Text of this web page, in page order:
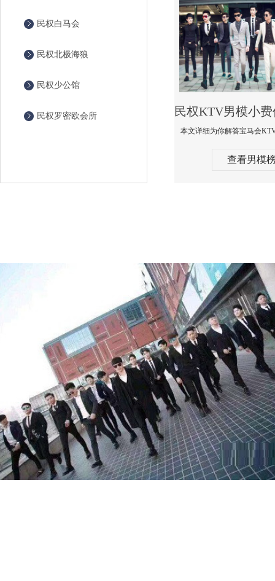
民权白马会
民权北极海狼
民权少公馆
民权罗密欧会所
查看男模